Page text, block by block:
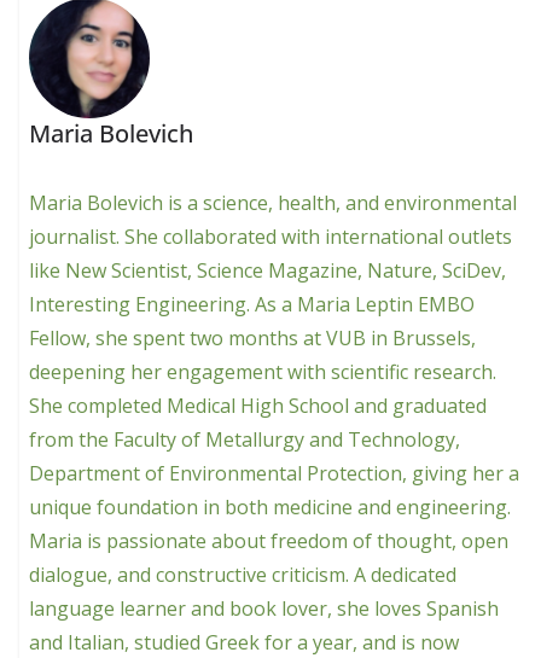
Maria Bolevich
Maria Bolevich is a science, health, and environmental
journalist. She collaborated with international outlets
like New Scientist, Science Magazine, Nature, SciDev,
Interesting Engineering. As a Maria Leptin EMBO
Fellow, she spent two months at VUB in Brussels,
deepening her engagement with scientific research.
She completed Medical High School and graduated
from the Faculty of Metallurgy and Technology,
Department of Environmental Protection, giving her a
unique foundation in both medicine and engineering.
Maria is passionate about freedom of thought, open
dialogue, and constructive criticism. A dedicated
language learner and book lover, she loves Spanish
and Italian, studied Greek for a year, and is now